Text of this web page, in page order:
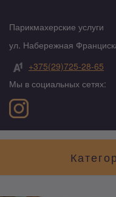
Парикмахерские услуги
ул. Набережная
+375(29)725-28-65
Мы в социальных сетях: